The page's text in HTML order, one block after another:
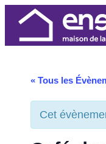
« Tous les
Cet